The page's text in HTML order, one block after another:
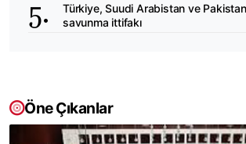
Türkiye, Suudi Arabistan ve
savunma ittifakı
Öne Çıkanlar